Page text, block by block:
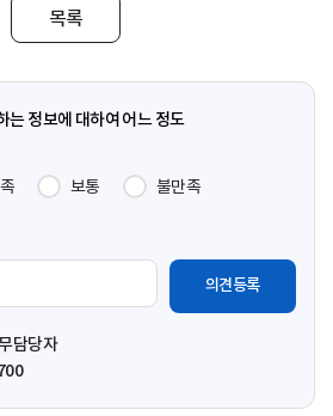
목록
는 정보에 대하여 어느 정도
보통
불만족
담당자